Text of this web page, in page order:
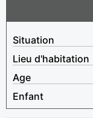
Situation
Lieu d'habitation
Age
Enfant